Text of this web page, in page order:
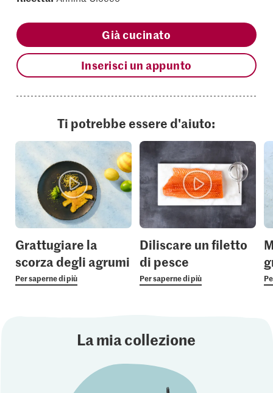
Già cucinato
Inserisci un appunto
Ti potrebbe essere d'aiuto:
Grattugiare la
scorza degli agrumi
Per saperne di più
Diliscare un filetto
di pesce
Per saperne di più
La mia collezione